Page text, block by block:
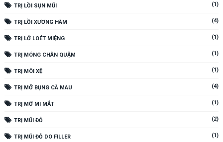
TRỊ LỒI SỤN MŨI (1)
TRỊ LỒI XƯƠNG HÀM (4)
TRỊ LỞ LOÉT MIỆNG (1)
TRỊ MÓNG CHÂN QUẶM (1)
TRỊ MÔI XỆ (1)
TRỊ MỠ BỤNG CÀ MAU (4)
TRỊ MỠ MI MẮT (1)
TRỊ MŨI ĐỎ (2)
TRỊ MŨI ĐỎ DO FILLER (1)